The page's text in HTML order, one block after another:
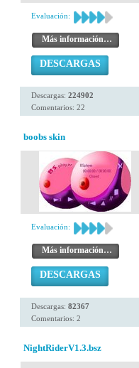
Evaluación:
Más información…
DESCARGAS
Descargas: 224902
Comentarios: 22
boobs skin
Evaluación:
Más información…
DESCARGAS
Descargas: 82367
Comentarios: 2
NightRiderV1.3.bsz